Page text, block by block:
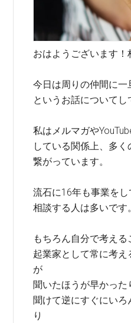
おはようございます！
今日は周りの仲間に一
というお話についてし
私はメルマガや
している関係上、多く
繋がっています。
流石に16年も事業を
相談する人は多いです。
もちろん自分で考える
起業家として常に考
が
聞いたほうが早かった
聞けて逆にすぐにい
り